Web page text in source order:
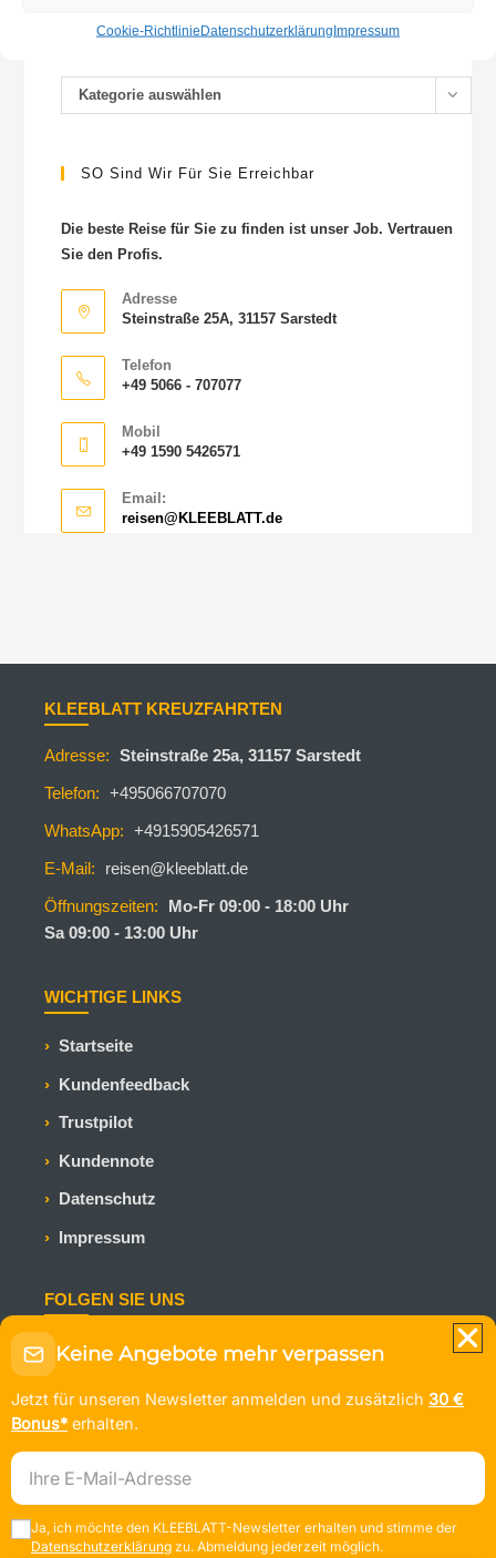
Cookie-RichtlinieDatenschutzerklärungImpressum
Kategorien
Kategorie auswählen
SO Sind Wir Für Sie Erreichbar
Die beste Reise für Sie zu finden ist unser Job. Vertrauen
Sie den Profis.
Adresse
Steinstraße 25A, 31157 Sarstedt
Telefon
+49 5066 - 707077
Mobil
+49 1590 5426571
Email:
reisen@KLEEBLATT.de
KLEEBLATT KREUZFAHRTEN
Adresse: Steinstraße 25a, 31157 Sarstedt
Telefon: +495066707070
WhatsApp: +4915905426571
E-Mail:
reisen@kleeblatt.de
Öffnungszeiten:
Mo-Fr 09:00 - 18:00 Uhr
Sa 09:00 - 13:00 Uhr
WICHTIGE LINKS
Startseite
Kundenfeedback
Trustpilot
Kundennote
Datenschutz
Impressum
FOLGEN SIE UNS
Bleiben Sie auf dem Laufenden mit den neuesten
Kreuzfahrtangeboten und Reiseinspirationen.
© KLEEBLATT Kreuzfahrten
Nach oben↑
Keine Angebote mehr verpassen
Jetzt für unseren Newsletter anmelden und zusätzlich 30 €
Bonus* erhalten.
E-Mail-Adresse
Ja, ich möchte den KLEEBLATT-Newsletter erhalten und stimme der
Datenschutzerklärung zu. Abmeldung jederzeit möglich.